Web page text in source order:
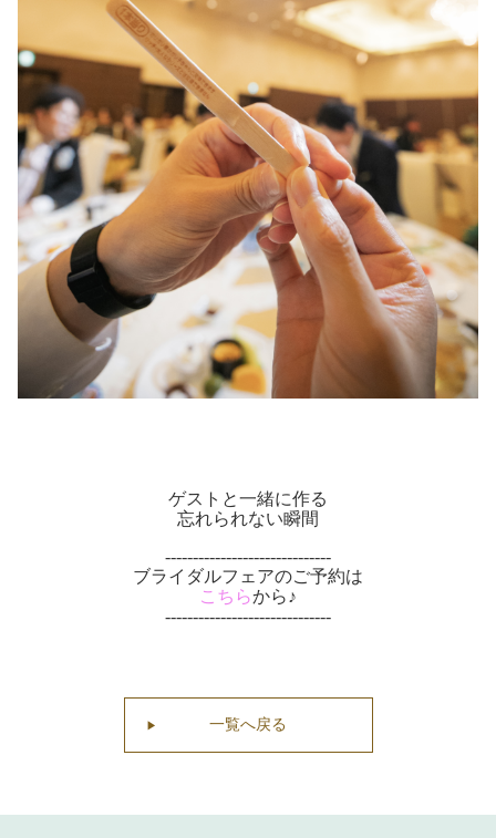
ゲストと一緒に作る
忘れられない瞬間
------------------------------
ブライダルフェアのご予約は
こちらから♪
------------------------------
一覧へ戻る